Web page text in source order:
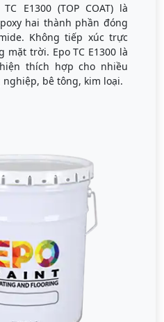
E1300 (TOP COAT) là
hai thành phần đóng
Không tiếp xúc trực
mặt trời. Epo TC E1300 là
thích hợp cho nhiều
nghiệp, bê tông, kim loại.